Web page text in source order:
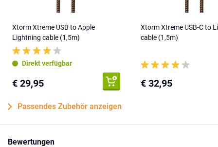
Xtorm Xtreme USB to Apple
Lightning cable (1,5m)
Direkt verfügbar
€ 29,95
Xtorm Xtreme USB-C to
cable (1,5m)
€ 32,95
Passendes Zubehör anzeigen
Bewertungen